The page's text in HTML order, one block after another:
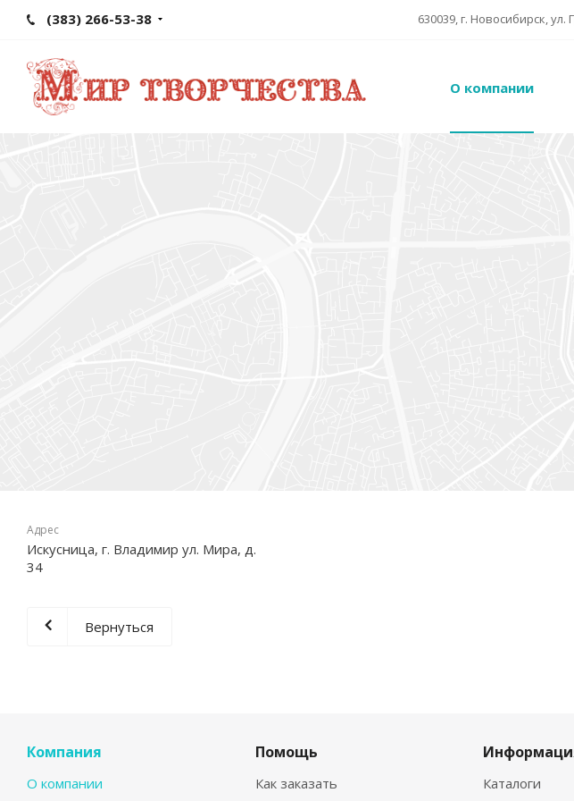
(383) 266-53-38 630039, г. Новосибирск, ул.
О компании
Адрес
Искусница, г. Владимир ул. Мира, д.
34
Вернуться
Компания
О компании
Помощь
Как заказать
Каталоги